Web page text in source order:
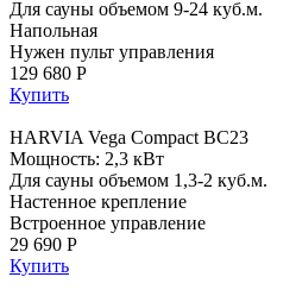
Для сауны объемом 9-24 куб.м.
Напольная
Нужен пульт управления
129 680 Р
Купить
HARVIA Vega Compact BC23
Мощность: 2,3 кВт
Для сауны объемом 1,3-2 куб.м.
Настенное крепление
Встроенное управление
29 690 Р
Купить